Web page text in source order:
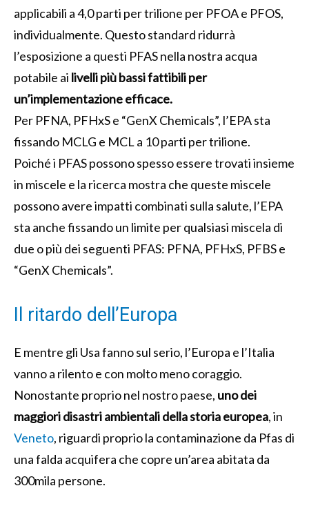
applicabili a 4,0 parti per trilione per PFOA e PFOS,
individualmente. Questo standard ridurrà
l’esposizione a questi PFAS nella nostra acqua
potabile ai livelli più bassi fattibili per
un’implementazione efficace.
Per PFNA, PFHxS e “GenX Chemicals”, l’EPA sta
fissando MCLG e MCL a 10 parti per trilione.
Poiché i PFAS possono spesso essere trovati insieme
in miscele e la ricerca mostra che queste miscele
possono avere impatti combinati sulla salute, l’EPA
sta anche fissando un limite per qualsiasi miscela di
due o più dei seguenti PFAS: PFNA, PFHxS, PFBS e
“GenX Chemicals”.
Il ritardo dell’Europa
E mentre gli Usa fanno sul serio, l’Europa e l’Italia
vanno a rilento e con molto meno coraggio.
Nonostante proprio nel nostro paese, uno dei
maggiori disastri ambientali della storia europea, in
Veneto, riguardi proprio la contaminazione da Pfas di
una falda acquifera che copre un’area abitata da
300mila persone.